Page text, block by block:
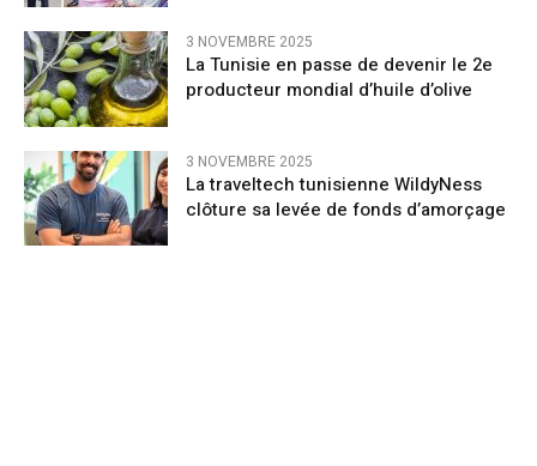
3 NOVEMBRE 2025
La Tunisie en passe de devenir le 2e
producteur mondial d’huile d’olive
3 NOVEMBRE 2025
La traveltech tunisienne WildyNess
clôture sa levée de fonds d’amorçage